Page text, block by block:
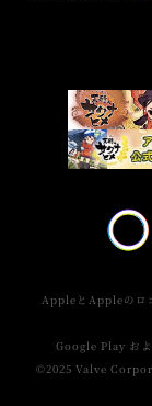
AppleとAppleのロ
Google Play お
©2025 Valve